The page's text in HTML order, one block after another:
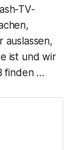
TV-
auslassen,
ist und wir
finden …